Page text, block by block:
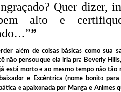
Quer dizer,
alto e
”
além de coisas básicas como sua
não pensou que ela iria pra Beverly
está morto e ao mesmo tempo não tão
e Excêntrica (nome bonito
e apaixonada por Manga e Animes